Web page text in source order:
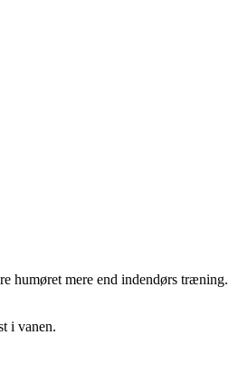
humøret mere end indendørs træning.
i vanen.